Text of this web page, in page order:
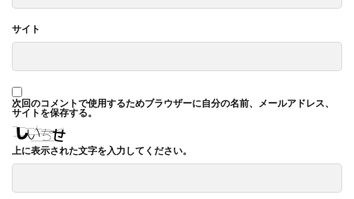
サイト
次回のコメントで使用するためブラウザーに自分の名前、メールアドレス、
サイトを保存する。
上に表示された文字を入力してください。